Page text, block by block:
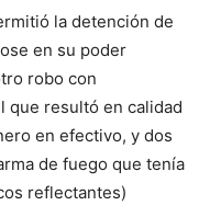
la detención de
en su poder
robo con
que resultó en calidad
en efectivo, y dos
de fuego que tenía
reflectantes)